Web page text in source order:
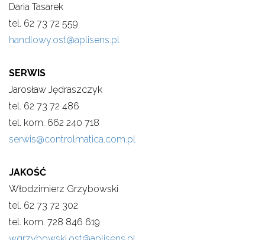
Daria Tasarek
tel. 62 73 72 559
handlowy.ost@aplisens.pl
SERWIS
Jarosław Jędraszczyk
tel. 62 73 72 486
tel. kom. 662 240 718
serwis@controlmatica.com.pl
JAKOŚĆ
Włodzimierz Grzybowski
tel. 62 73 72 302
tel. kom. 728 846 619